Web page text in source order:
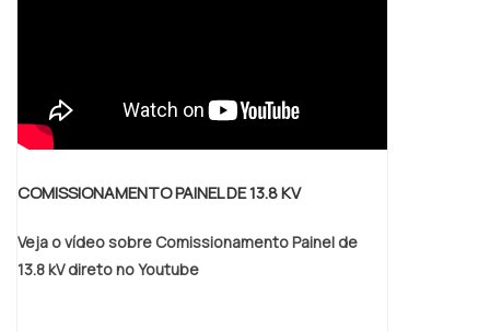
COMISSIONAMENTO PAINEL DE 13.8 KV
Veja o vídeo sobre Comissionamento Painel de
13.8 kV direto no Youtube